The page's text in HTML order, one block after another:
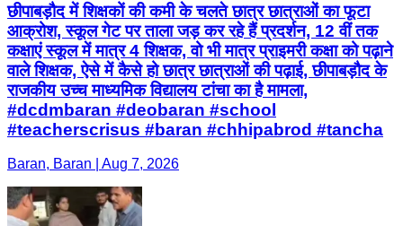
छीपाबड़ौद में शिक्षकों की कमी के चलते छात्र छात्राओं का फूटा
आक्रोश, स्कूल गेट पर ताला जड़ कर रहे हैं प्रदर्शन, 12 वीं तक
कक्षाएं स्कूल में मात्र 4 शिक्षक, वो भी मात्र प्राइमरी कक्षा को पढ़ाने
वाले शिक्षक, ऐसे में कैसे हो छात्र छात्राओं की पढ़ाई, छीपाबड़ौद के
राजकीय उच्च माध्यमिक विद्यालय टांचा का है मामला,
#dcdmbaran #deobaran #school
#teacherscrisus #baran #chhipabrod #tancha
Baran, Baran | Aug 7, 2026